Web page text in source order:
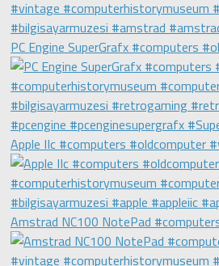
PC Engine SuperGrafx #computers
Apple IIc #computers #oldcomputer
Amstrad NC100 NotePad